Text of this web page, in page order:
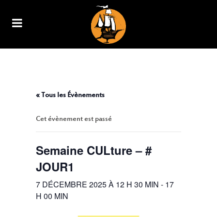
« Tous les Évènements
Cet évènement est passé
Semaine CULture – #
JOUR1
7 DÉCEMBRE 2025 À 12 H 30 MIN - 17
H 00 MIN